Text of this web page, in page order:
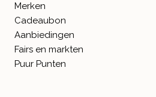
Merken
Cadeaubon
Aanbiedingen
Fairs en markten
Puur Punten